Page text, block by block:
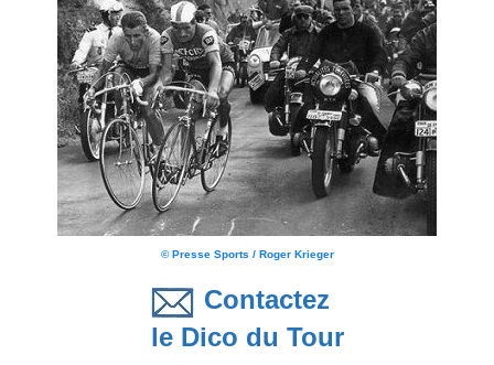
© Presse Sports / Roger Krieger
Contactez
le Dico du Tour